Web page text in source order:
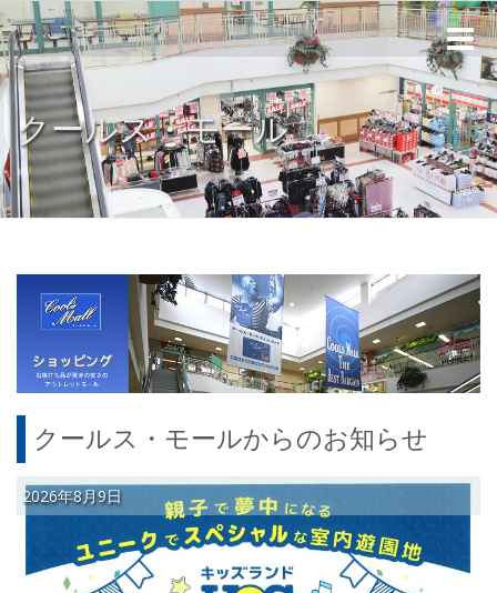
Toggle
クールス・モール
クールス・モールからのお知らせ
2026年8月9日